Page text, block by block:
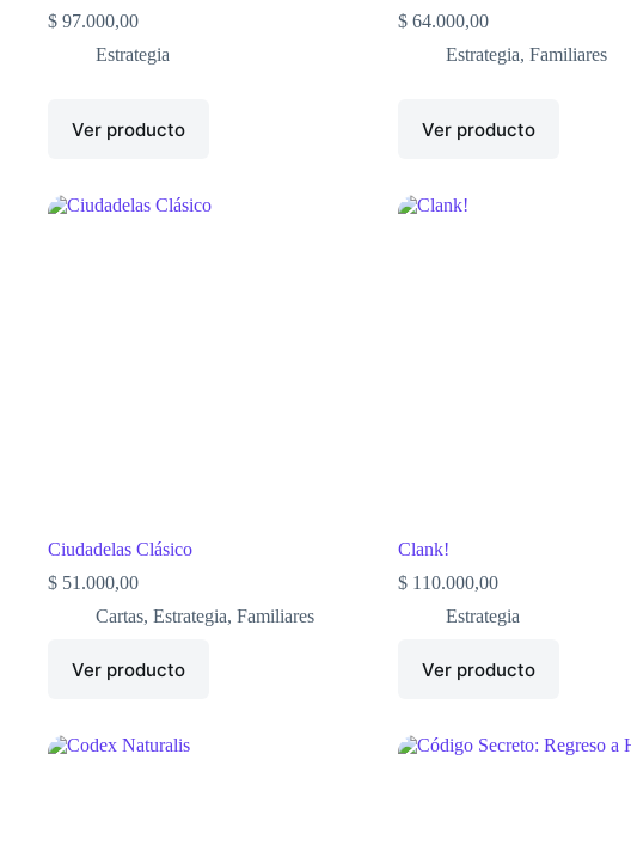
$ 97.000,00
Estrategia
Ver producto
$ 64.000,00
Estrategia,Familiares
Ver producto
Ciudadelas Clásico
$ 51.000,00
Cartas, Estrategia, Familiares
Ver producto
Clank!
$ 110.000,00
Estrategia
Ver producto